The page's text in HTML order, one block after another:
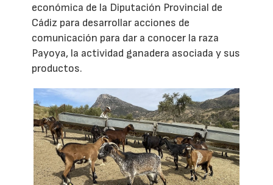
económica de la Diputación Provincial de
Cádiz para desarrollar acciones de
comunicación para dar a conocer la raza
Payoya, la actividad ganadera asociada y sus
productos.